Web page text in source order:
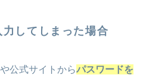
してしまった場合
公式サイトからパスワードを